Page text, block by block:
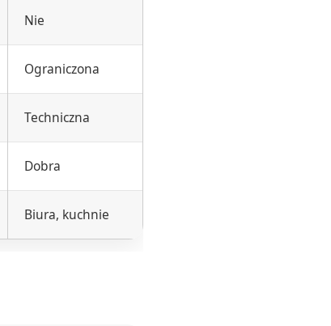
Nie
Ograniczona
Techniczna
Dobra
Biura, kuchnie